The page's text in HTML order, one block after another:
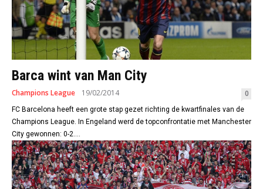
Barca wint van Man City
Champions League 19/02/2014 0
FC Barcelona heeft een grote stap gezet richting de kwartfinales van de
Champions League. In Engeland werd de topconfrontatie met Manchester
City gewonnen: 0-2....